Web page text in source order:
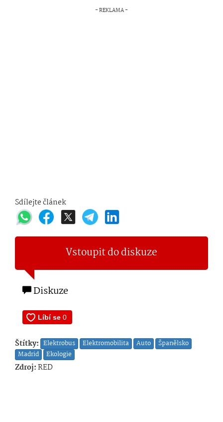
Sdílejte článek
Vstoupit do diskuze
Diskuze
Štítky: Elektrobus Elektromobilita Auto
Španělsko
Madrid
Ekologie
Zdroj:RED